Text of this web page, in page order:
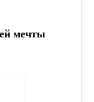
мечты